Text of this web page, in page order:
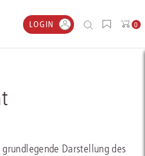
LOGIN 0
Darstellung des